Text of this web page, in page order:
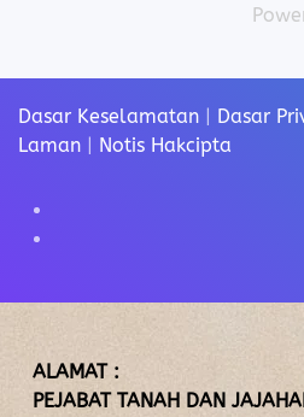
Dasar Keselamatan Dasar
Laman
Notis Hakcipta
ALAMAT :
PEJABAT TANAH DAN